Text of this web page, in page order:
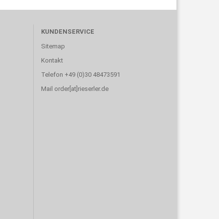
KUNDENSERVICE
Sitemap
Kontakt
Telefon +49 (0)30 48473591
Mail order[at]rieserler.de